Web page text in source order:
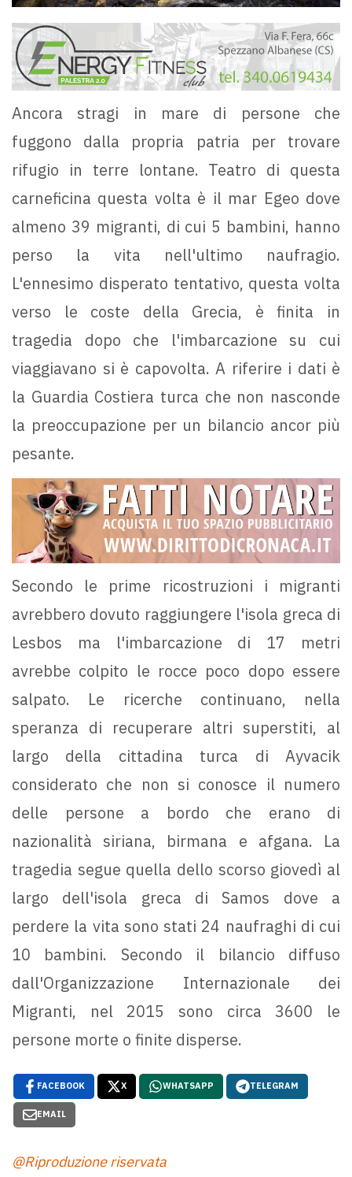
Ancora stragi in mare di persone che
fuggono dalla propria patria per trovare
rifugio in terre lontane. Teatro di questa
carneficina questa volta è il mar Egeo dove
almeno 39 migranti, di cui 5 bambini, hanno
perso la vita nell'ultimo naufragio.
L'ennesimo disperato tentativo, questa volta
verso le coste della Grecia, è finita in
tragedia dopo che l'imbarcazione su cui
viaggiavano si è capovolta. A riferire i dati è
la Guardia Costiera turca che non nasconde
la preoccupazione per un bilancio ancor più
pesante.
Secondo le prime ricostruzioni i migranti
avrebbero dovuto raggiungere l'isola greca di
Lesbos ma l'imbarcazione di 17 metri
avrebbe colpito le rocce poco dopo essere
salpato. Le ricerche continuano, nella
speranza di recuperare altri superstiti, al
largo della cittadina turca di Ayvacik
considerato che non si conosce il numero
delle persone a bordo che erano di
nazionalità siriana, birmana e afgana. La
tragedia segue quella dello scorso giovedì al
largo dell'isola greca di Samos dove a
perdere la vita sono stati 24 naufraghi di cui
10 bambini. Secondo il bilancio diffuso
dall'Organizzazione Internazionale dei
Migranti, nel 2015 sono circa 3600 le
persone morte o finite disperse.
FACEBOOK X WHATSAPP TELEGRAM
EMAIL
@Riproduzione riservata